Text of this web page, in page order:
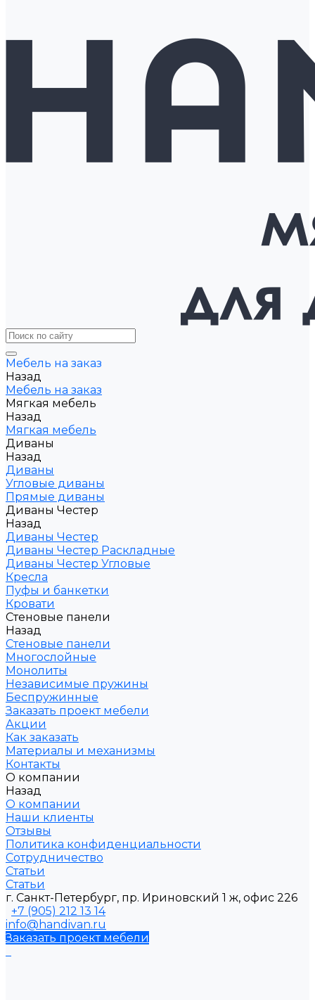
Мебель на заказ
Назад
Мебель на заказ
Мягкая мебель
Назад
Мягкая мебель
Диваны
Назад
Диваны
Угловые диваны
Прямые диваны
Диваны Честер
Назад
Диваны Честер
Диваны Честер Раскладные
Диваны Честер Угловые
Кресла
Пуфы и банкетки
Кровати
Стеновые панели
Назад
Стеновые панели
Многослойные
Монолиты
Независимые пружины
Беспружинные
Заказать проект мебели
Акции
Как заказать
Материалы и механизмы
Контакты
О компании
Назад
О компании
Наши клиенты
Отзывы
Политика конфиденциальности
Сотрудничество
Статьи
Статьи
г. Санкт-Петербург, пр. Ириновский 1 ж, офис 226
+7 (905) 212 13 14
info@handivan.ru
Заказать проект мебели